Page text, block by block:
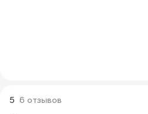
5 6 отзывов